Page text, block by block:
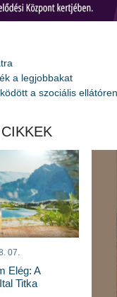
a legjobbakat
a szociális
07.
Elég: A
Titka